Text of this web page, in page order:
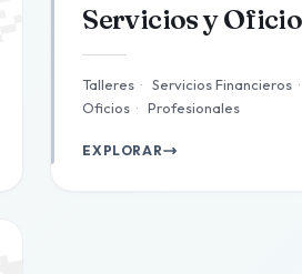
Servicios y
Talleres · Servicios Financieros ·
Oficios · Profesionales
EXPLORAR